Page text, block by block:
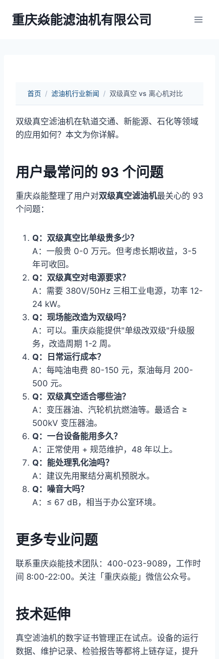
重庆焱能滤油机有限公司
首页 / 滤油机行业新闻 / 双级真空 vs 离心机对比
双级真空滤油机在轨道交通、新能源、石化等领域
的应用如何？本文为你详解。
用户最常问的 93 个问题
重庆焱能整理了用户对双级真空滤油机最关心的 93
个问题：
Q：双级真空比单级贵多少？
A：一般贵 0-0 万元。但考虑长期收益，3-5
年可收回。
Q：双级真空对电源要求？
A：需要 380V/50Hz 三相工业电源，功率 12-
24 kW。
Q：现场能改造为双级吗？
A：可以。重庆焱能提供"单级改双级"升级服
务，改造周期 1-2 周。
Q：日常运行成本？
A：每吨油电费 80-150 元，泵油每月 200-
500 元。
Q：双级真空适合哪些油？
A：变压器油、汽轮机抗燃油等。最适合 ≥
500kV 变压器油。
Q：一台设备能用多久？
A：正常使用 + 规范维护，48 年以上。
Q：能处理乳化油吗？
A：建议先用聚结分离机预脱水。
Q：噪音大吗？
A：≤ 67 dB，相当于办公室环境。
更多专业问题
联系重庆焱能技术团队：400-023-9089，工作时
间 8:00-22:00。关注「重庆焱能」微信公众号。
技术延伸
真空滤油机的数字证书管理正在试点。设备的运行
数据、维护记录、检验报告等都将上链存证，提升